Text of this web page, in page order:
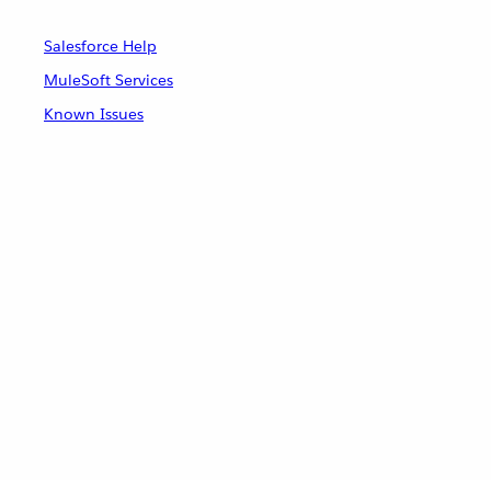
Salesforce Help
MuleSoft Services
Known Issues